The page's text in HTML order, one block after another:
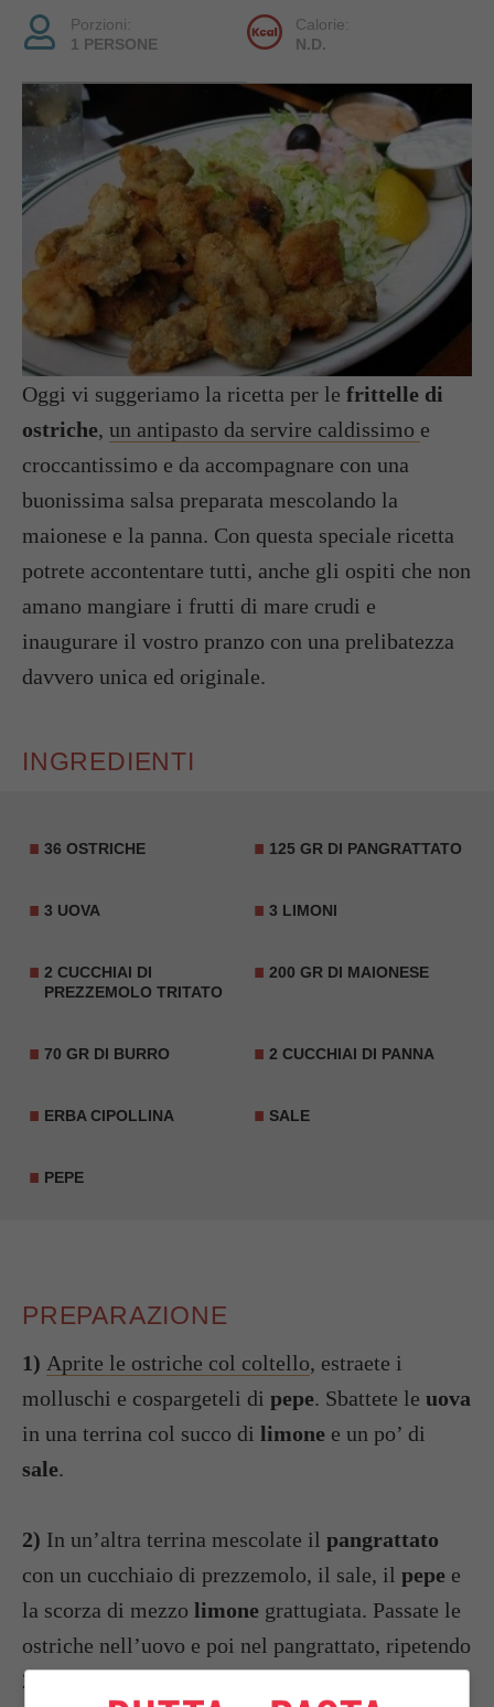
Porzioni:
1 PERSONE
Calorie:
N.D.
Oggi vi suggeriamo la ricetta per le frittelle di
ostriche, un antipasto da servire caldissimo e
croccantissimo e da accompagnare con una
buonissima salsa preparata mescolando la
maionese e la panna. Con questa speciale ricetta
potrete accontentare tutti, anche gli ospiti che non
amano mangiare i frutti di mare crudi e
inaugurare il vostro pranzo con una prelibatezza
davvero unica ed originale.
INGREDIENTI
36 OSTRICHE 125 GR DI PANGRATTATO
3 UOVA 3 LIMONI
2 CUCCHIAI DI
PREZZEMOLO TRITATO
200 GR DI MAIONESE
70 GR DI BURRO 2 CUCCHIAI DI PANNA
ERBA CIPOLLINA SALE
PEPE
PREPARAZIONE
1) Aprite le ostriche col coltello, estraete i
molluschi e cospargeteli di pepe. Sbattete le uova
in una terrina col succo di limone e un po’ di
sale.
2) In un’altra terrina mescolate il pangrattato
con un cucchiaio di prezzemolo, il sale, il pepe e
la scorza di mezzo limone grattugiata. Passate le
ostriche nell’uovo e poi nel pangrattato, ripetendo
2 volte l’operazione.